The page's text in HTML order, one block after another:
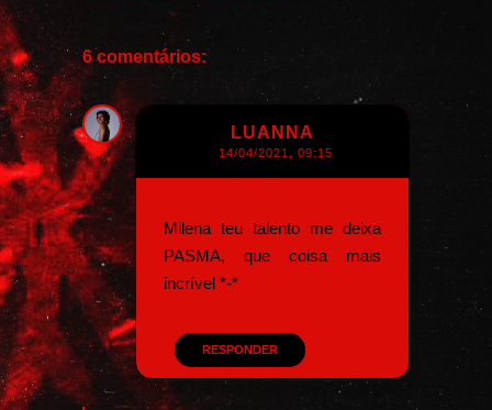
6 comentários:
LUANNA
14/04/2021, 09:15
Milena teu talento me deixa
PASMA, que coisa mais
incrível *-*
RESPONDER